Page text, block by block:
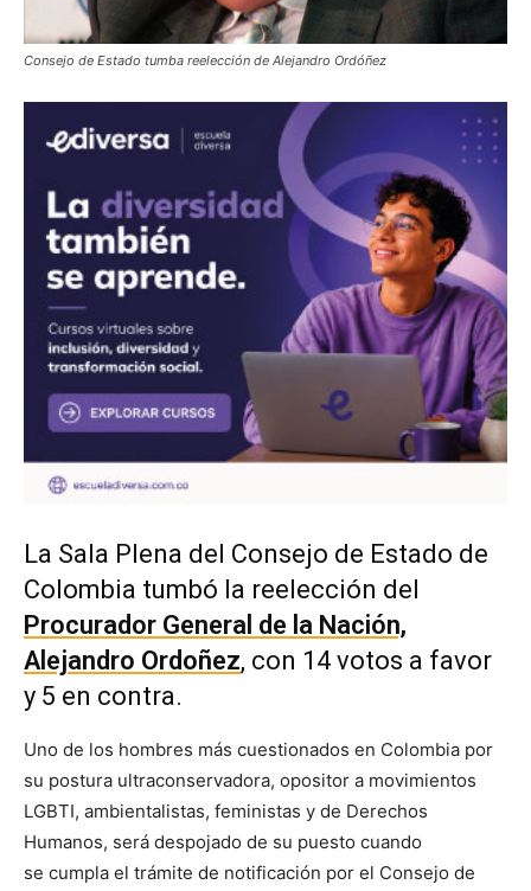
Consejo de Estado tumba reelección de Alejandro Ordóñez
La Sala Plena del Consejo de Estado de
Colombia tumbó la reelección del
Procurador General de la Nación,
Alejandro Ordoñez, con 14 votos a favor
y 5 en contra.
Uno de los hombres más cuestionados en Colombia por
su postura ultraconservadora, opositor a movimientos
LGBTI, ambientalistas, feministas y de Derechos
Humanos, será despojado de su puesto cuando
se cumpla el trámite de notificación por el Consejo de